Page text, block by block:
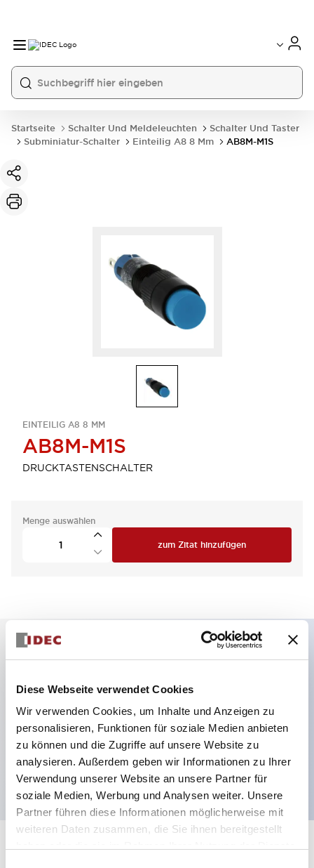
Diese Webseite verwendet Cookies
Wir verwenden Cookies, um Inhalte und Anzeigen zu
personalisieren, Funktionen für soziale Medien anbieten
zu können und die Zugriffe auf unsere Website zu
analysieren. Außerdem geben wir Informationen zu Ihrer
Verwendung unserer Website an unsere Partner für
soziale Medien, Werbung und Analysen weiter. Unsere
Partner führen diese Informationen möglicherweise mit
weiteren Daten zusammen, die Sie ihnen bereitgestellt
Startseite Schalter Und Meldeleuchten
Schalter Und Taster
Subminiatur-Schalter
Einteilig A8 8 Mm AB8M-M1S
EINTEILIG A8 8 MM
AB8M-M1S
DRUCKTASTENSCHALTER
Menge auswählen
zum Zitat hinzufügen
Verbesserte Bedienbarkeit durch Back-Terminal-
System, flache Anschlussfläche einheitlich 22 mm
Gehäuselänge für alle Serien.
UL- und CSA-zertifiziert
Spezifikationen +